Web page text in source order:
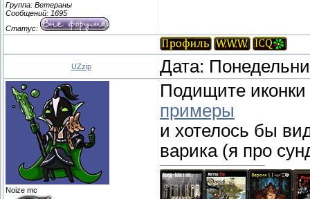
Группа: Ветераны
Сообщений: 1695
Статус:
UZzip Дата:
Noize mc
Подищите иконки
примеры
и хотелось бы
варика (я про